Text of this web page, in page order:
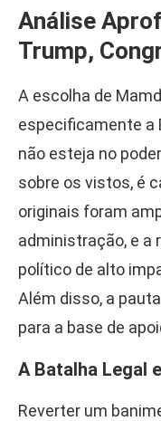
Análise
Trump,
A escolha de
especificamente a
não esteja no
sobre os vistos, é
originais foram
administração, e a
político de alto
Além disso, a
para a base de
A Batalha Legal
Reverter um